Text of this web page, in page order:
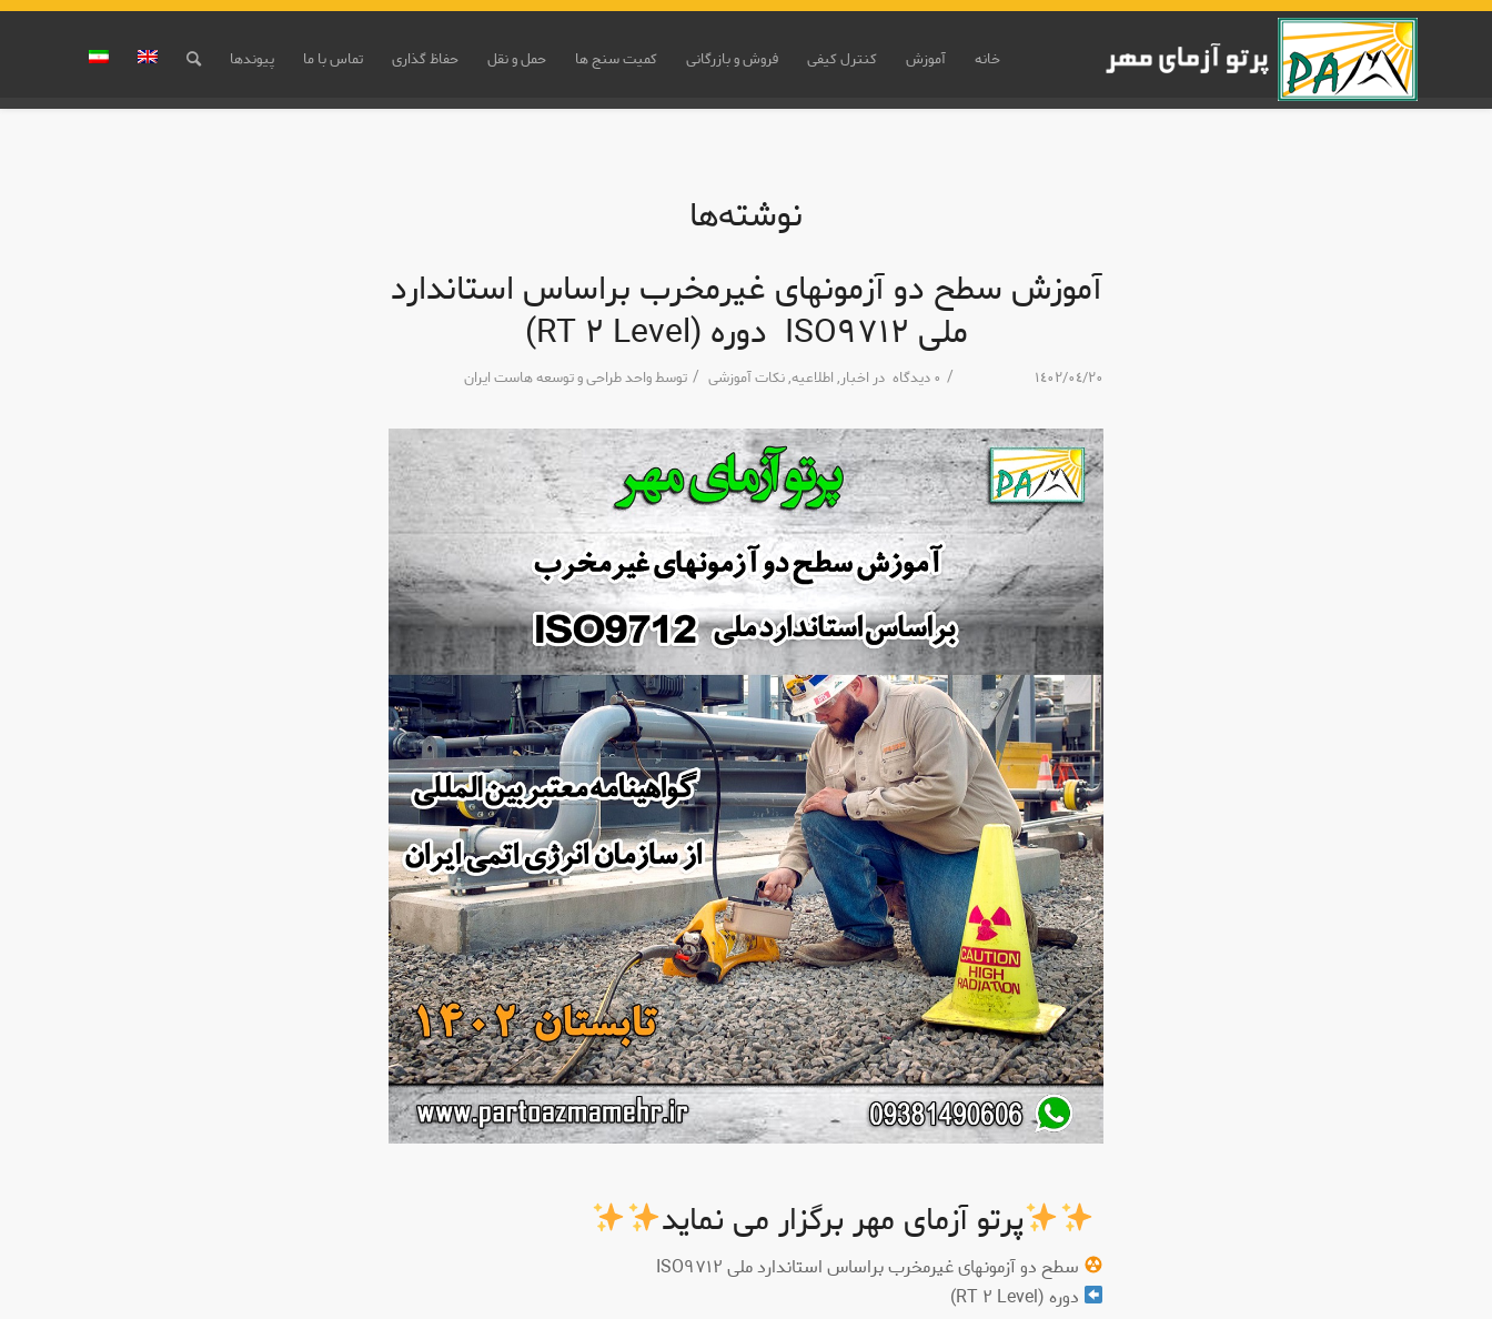
خانه آموزش کنترل کیفی فروش و بازرگانی کمیت سنج ها حمل و نقل حفاظ گذاری تماس با ما پیوندها
نوشته‌ها
آموزش سطح دو آزمونهای غیرمخرب براساس استاندارد
ملی ISO٩٧١٢ دوره (Level ٢ RT)
١٤٠٢/٠٤/٢٠ / ٠ دیدگاه در اخبار,اطلاعیه,نکات آموزشی / توسطواحد طراحی و توسعه هاست ایران
پرتو آزمای مهر برگزار می نماید
سطح دو آزمونهای غیرمخرب براساس استاندارد ملی ISO٩٧١٢
دوره (Level ٢ RT)